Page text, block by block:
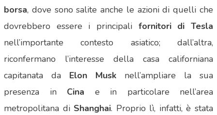
borsa, dove sono salite anche le azioni di quelli che
dovrebbero essere i principali fornitori di Tesla
nell’importante contesto asiatico; dall’altra,
riconfermano l’interesse della casa californiana
capitanata da Elon Musk nell’ampliare la sua
presenza in Cina e in particolare nell’area
metropolitana di Shanghai. Proprio lì, infatti, è stata